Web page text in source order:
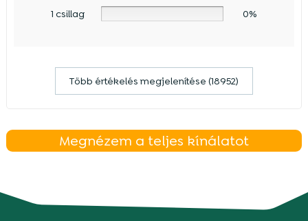
1 csillag 0%
Több értékelés megjelenítése (18952)
Megnézem a teljes kínálatot